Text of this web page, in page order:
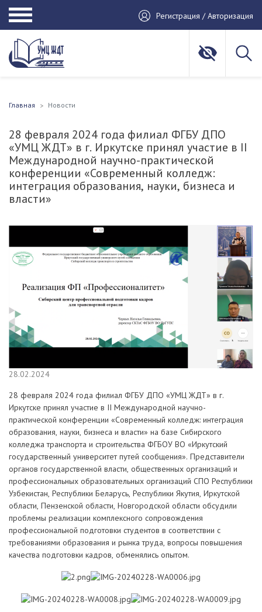
Регистрация / Авторизация
Главная Новости
28 февраля 2024 года филиал ФГБУ ДПО
«УМЦ ЖДТ» в г. Иркутске принял участие в II
Международной научно-практической
конференции «Современный колледж:
интеграция образования, науки, бизнеса и
власти»
28.02.2024
28 февраля 2024 года филиал ФГБУ ДПО «УМЦ ЖДТ» в г.
Иркутске принял участие в II Международной научно-
практической конференции «Современный колледж: интеграция
образования, науки, бизнеса и власти» на базе Сибирского
колледжа транспорта и строительства ФГБОУ ВО «Иркутский
государственный университет путей сообщения». Представители
органов государственной власти, общественных организаций и
профессиональных образовательных организаций СПО Республики
Узбекистан, Республики Беларусь, Республики Якутия, Иркутской
области, Пензенской области, Новгородской области обсудили
проблемы реализации комплексного сопровождения
профессиональной подготовки студентов в соответствии с
требованиями образования и рынка труда, вопросы повышения
качества подготовки кадров, обменялись опытом.